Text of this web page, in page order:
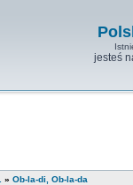
jesteś
» Ob-la-di, Ob-la-da